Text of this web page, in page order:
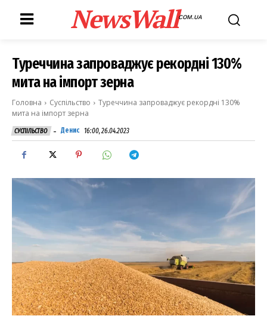
NewsWallCOM.UA
Туреччина запроваджує рекордні 130%
мита на імпорт зерна
Головна Суспільство
Туреччина запроваджує рекордні 130%
мита на імпорт зерна
СУСПІЛЬСТВО - Денис 16:00, 26.04.2023